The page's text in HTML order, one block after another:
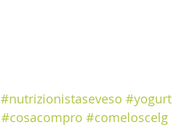
#nutrizionistaseveso #yogurt
#cosacompro #comeloscelg